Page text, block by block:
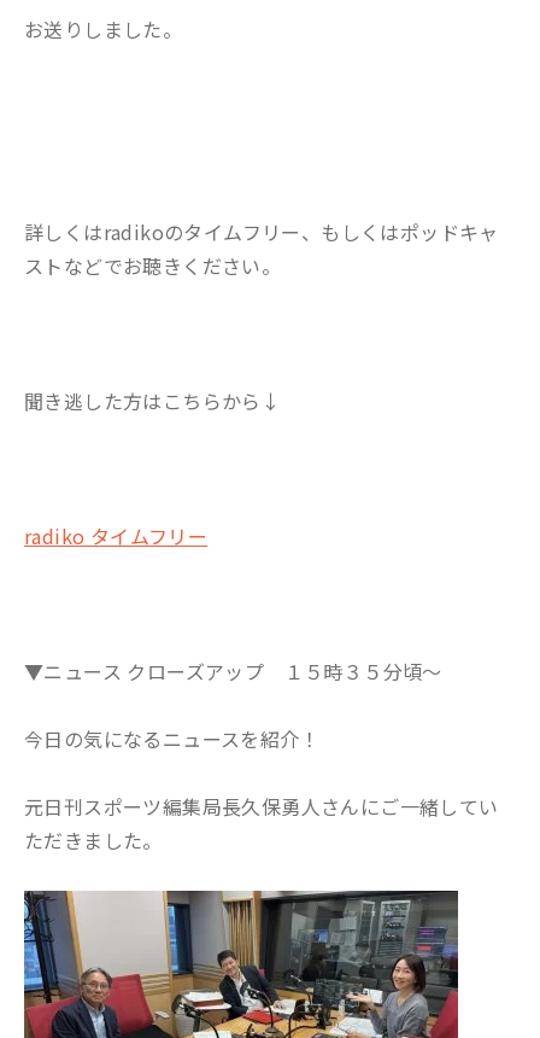
お送りしました。
詳しくはradikoのタイムフリー、もしくはポッドキャ
ストなどでお聴きください。
聞き逃した方はこちらから↓
radiko タイムフリー
▼ニュース クローズアップ １５時３５分頃～
今日の気になるニュースを紹介！
元日刊スポーツ編集局長久保勇人さんにご一緒してい
ただきました。